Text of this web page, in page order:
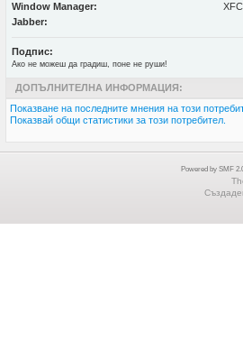
Window Manager:
Jabber:
Подпис:
Ако не можеш да градиш, поне не руши!
ДОПЪЛНИТЕЛНА ИНФОРМАЦИЯ:
Показване на последните мнения на този
Показвай общи статистики за този потребител.
Powered by SMF